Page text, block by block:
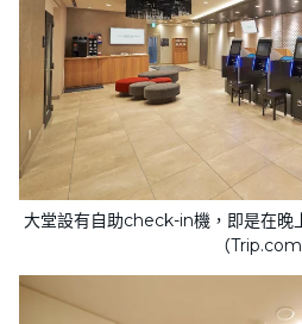
大堂設有自助check-in機，即是在晚
（Trip.com